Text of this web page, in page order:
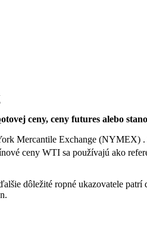
otovej ceny, ceny futures alebo
Mercantile Exchange (NYMEX)
ceny WTI sa používajú ako
dôležité ropné ukazovatele